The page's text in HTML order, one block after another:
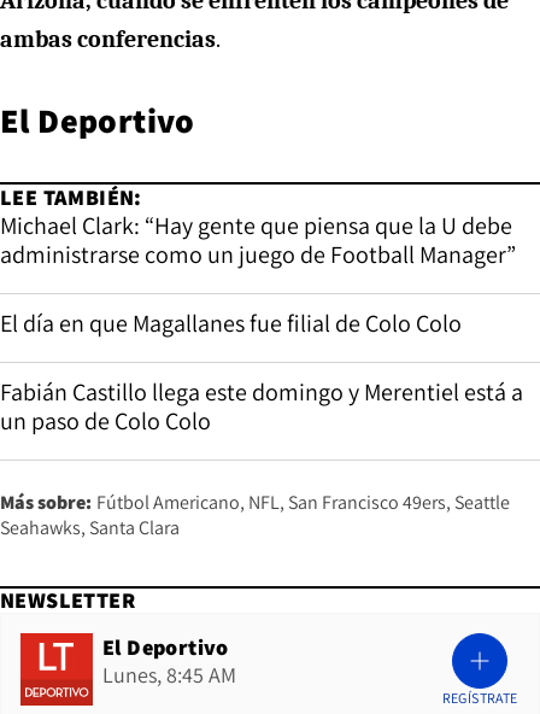
ambas conferencias.
El Deportivo
LEE TAMBIÉN:
Michael Clark: “Hay gente que piensa que la U debe
administrarse como un juego de Football Manager”
El día en que Magallanes fue filial de Colo Colo
Fabián Castillo llega este domingo y Merentiel está a
un paso de Colo Colo
Más sobre: Fútbol Americano NFL San Francisco 49ers Seattle
Seahawks Santa Clara
NEWSLETTER
El Deportivo
Lunes, 8:45 AM
REGÍSTRATE